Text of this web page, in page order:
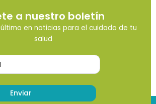
a nuestro boletín
en noticias para el cuidado de tu
salud